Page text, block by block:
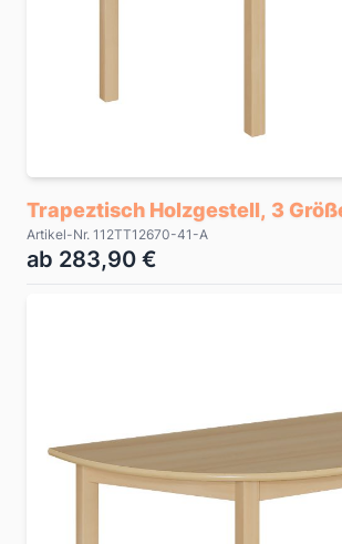
Trapeztisch Holzgestell, 3
Artikel-Nr. 112TT12670-41-A
ab 283,90 €